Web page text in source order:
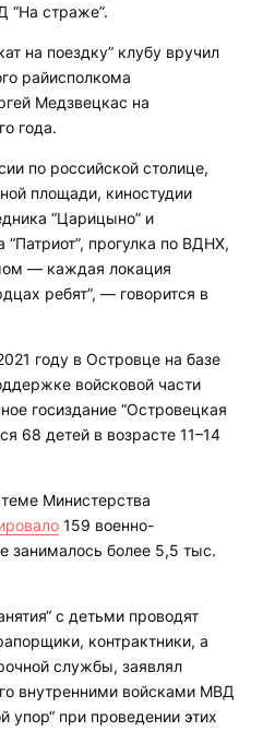
“На страже”.
на поездку” клубу вручил
райисполкома
Медзвецкас на
года.
по российской столице,
площади, киностудии
“Царицыно” и
прогулка по ВДНХ,
— каждая локация
ребят”, — говорится в
году в Островце на базе
войсковой части
госиздание “Островецкая
68 детей в возрасте 11–14
Министерства
159 военно-
занималось более 5,5 тыс.
с детьми проводят
контрактники, а
службы, заявлял
внутренними войсками МВД
при проведении этих